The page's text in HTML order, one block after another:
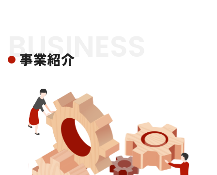
BUSINESS
事業紹介